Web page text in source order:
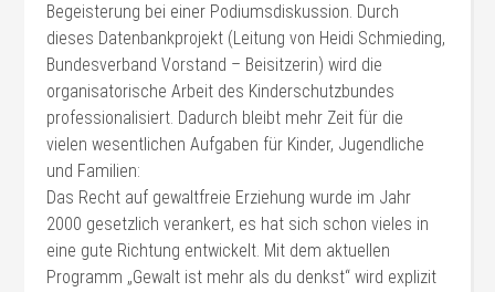
Begeisterung bei einer Podiumsdiskussion. Durch
dieses Datenbankprojekt (Leitung von Heidi Schmieding,
Bundesverband Vorstand – Beisitzerin) wird die
organisatorische Arbeit des Kinderschutzbundes
professionalisiert. Dadurch bleibt mehr Zeit für die
vielen wesentlichen Aufgaben für Kinder, Jugendliche
und Familien:
Das Recht auf gewaltfreie Erziehung wurde im Jahr
2000 gesetzlich verankert, es hat sich schon vieles in
eine gute Richtung entwickelt. Mit dem aktuellen
Programm „Gewalt ist mehr als du denkst“ wird explizit